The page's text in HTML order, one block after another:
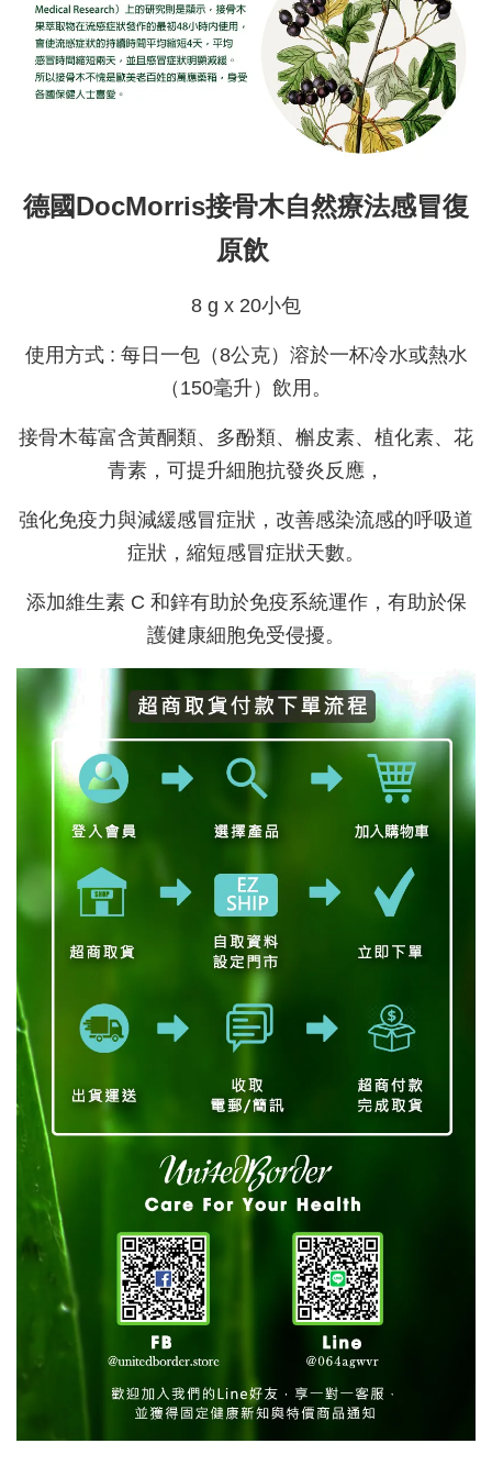
德國DocMorris接骨木自然療法感冒復
原飲
8 g x 20小包
使用方式 : 每日一包（8公克）溶於一杯冷水或熱水
（150毫升）飲用。
接骨木莓富含黃酮類、多酚類、槲皮素、植化素、花
青素，可提升細胞抗發炎反應，
強化免疫力與減緩感冒症狀，改善感染流感的呼吸道
症狀，縮短感冒症狀天數。
添加維生素 C 和鋅有助於免疫系統運作，有助於保
護健康細胞免受侵擾。